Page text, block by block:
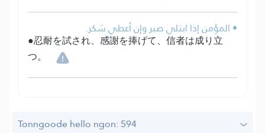
• المؤمن إذا ابتلي صبر وإن أعطي شكر.
●忍耐を試され、感謝を捧げて、信者は成り立
つ。
Tonngoode hello ngon: 594